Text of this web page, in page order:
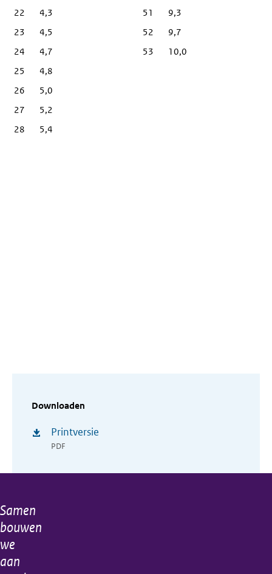
Downloaden
Printversie
PDF
22
4,3
23
4,5
24
4,7
25
4,8
26
5,0
27
5,2
28
5,4
51
9,3
52
9,7
53
10,0
Algemene
informatie
Samen
bouwen
we
aan